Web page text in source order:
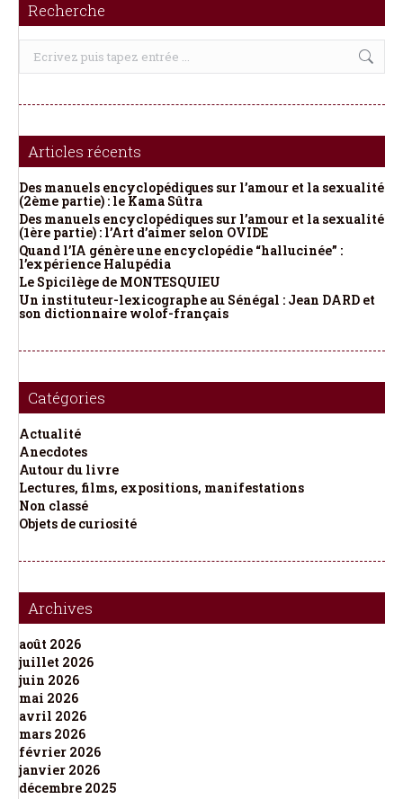
Recherche
Recherche
Articles récents
Des manuels encyclopédiques sur l’amour et la sexualité
(2ème partie) : le Kama Sûtra
Des manuels encyclopédiques sur l’amour et la sexualité
(1ère partie) : l’Art d’aimer selon OVIDE
Quand l’IA génère une encyclopédie “hallucinée” :
l’expérience Halupédia
Le Spicilège de MONTESQUIEU
Un instituteur-lexicographe au Sénégal : Jean DARD et
son dictionnaire wolof-français
Catégories
Actualité
Anecdotes
Autour du livre
Lectures, films, expositions, manifestations
Non classé
Objets de curiosité
Archives
août 2026
juillet 2026
juin 2026
mai 2026
avril 2026
mars 2026
février 2026
janvier 2026
décembre 2025